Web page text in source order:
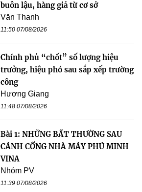
buôn lậu, hàng giả từ cơ sở
Văn Thanh
11:50 07/08/2026
Chính phủ “chốt” số lượng hiệu
trưởng, hiệu phó sau sắp xếp trường
công
Hương Giang
11:48 07/08/2026
Bài 1: NHỮNG BẤT THƯỜNG SAU
CÁNH CỔNG NHÀ MÁY PHÚ MINH
VINA
Nhóm PV
11:39 07/08/2026